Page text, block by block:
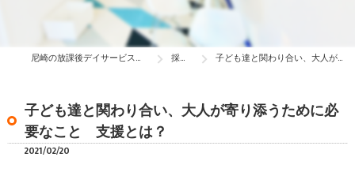
尼崎の放課後デイサービスは放課後等デイサービス みらい教室 採用ブログ 子ども達と関わり合い、大人が寄り添うために必要なこと 支援とは？
子ども達と関わり合い、大人が寄り添うために必
要なこと 支援とは？
2021/02/20